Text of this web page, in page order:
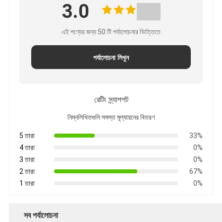
3.0
এই পণ্যের জন্য 50 টি পর্যালোচনার ভিত্তিতে
পর্যালোচনা লিখুন
রেটিং স্ন্যাপশট
নিম্নলিখিতগুলি সমস্ত মূল্যায়নের বিতরণ
5 তারা
33%
4 তারা
0%
3 তারা
0%
2 তারা
67%
1 তারা
0%
সব পর্যালোচনা